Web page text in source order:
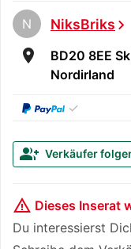
N NiksBrikschevron_right
room
BD20 8EE
Nordirland
✓
group_add Verkäufer
warning_amber Dieses Inserat
Du interessierst